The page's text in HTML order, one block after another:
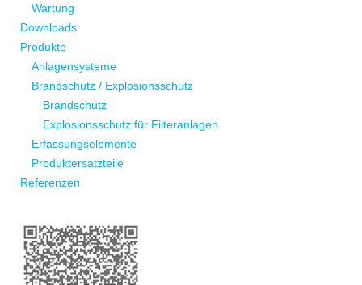
Wartung
Downloads
Produkte
Anlagensysteme
Brandschutz / Explosionsschutz
Brandschutz
Explosionsschutz für Filteranlagen
Erfassungselemente
Produktersatzteile
Referenzen